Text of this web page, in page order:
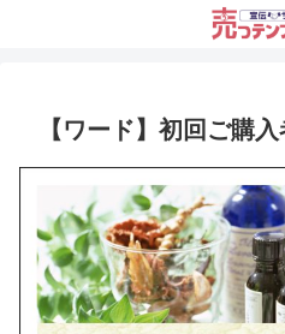
【ワード】初回ご購